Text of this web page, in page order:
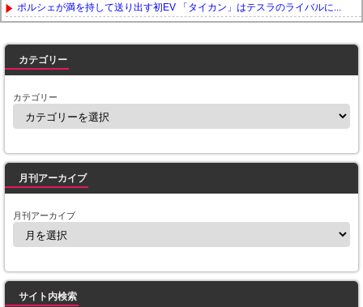
ポルシェが満を持して送り出す初EV 「タイカン」はテスラのライバルに...
カテゴリー
カテゴリー
月刊アーカイブ
月刊アーカイブ
サイト内検索